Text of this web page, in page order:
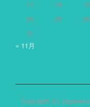
17
18 19
24
25 26
31
« 11月
Copyright (c)